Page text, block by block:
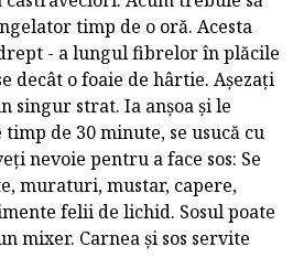
timp de o oră. Acesta
- a lungul fibrelor în plăcile
decât o foaie de hârtie. Așezați
singur strat. Ia anșoa și le
de 30 minute, se usucă cu
nevoie pentru a face sos: Se
muraturi, mustar, capere,
felii de lichid. Sosul poate
mixer. Carnea și sos servite